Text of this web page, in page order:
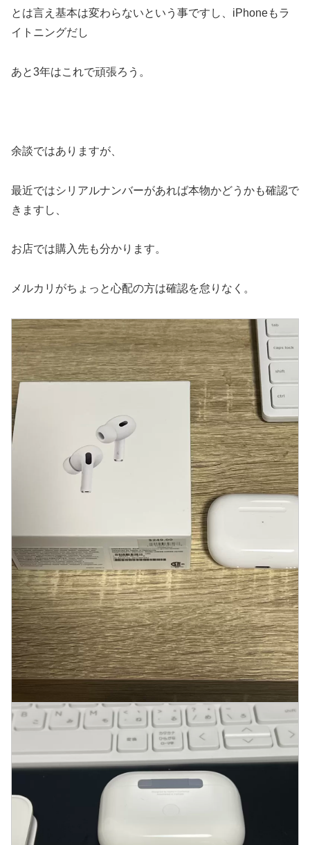
とは言え基本は変わらないという事ですし、iPhoneもラ
イトニングだし
あと3年はこれで頑張ろう。
余談ではありますが、
最近ではシリアルナンバーがあれば本物かどうかも確認で
きますし、
お店では購入先も分かります。
メルカリがちょっと心配の方は確認を怠りなく。